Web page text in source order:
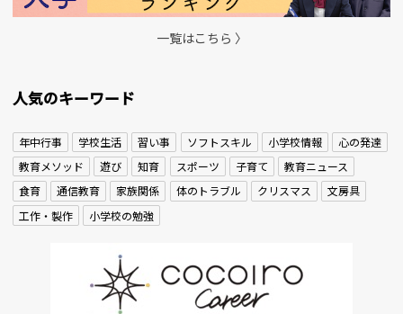
一覧はこちら 〉
人気のキーワード
年中行事 学校生活 習い事 ソフトスキル 小学校情報
心の発達
教育メソッド
遊び 知育 スポーツ 子育て
教育ニュース
食育
通信教育 家族関係 体のトラブル クリスマス
文房具
工作・製作
小学校の勉強